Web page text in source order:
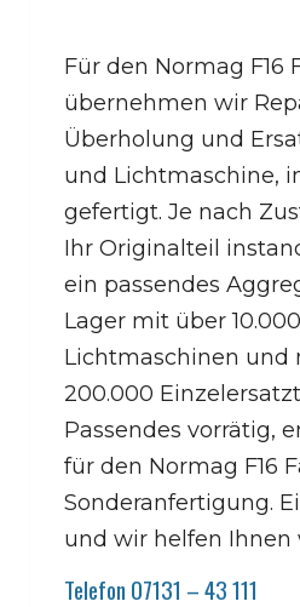
Für den Normag F16
übernehmen wir
Überholung und
und Lichtmaschine,
gefertigt. Je nach
Ihr Originalteil
ein passendes
Lager mit über
Lichtmaschinen und
200.000
Passendes vorrätig,
für den Normag F16
Sonderanfertigung.
und wir helfen Ihnen
Telefon 07131 – 43 111